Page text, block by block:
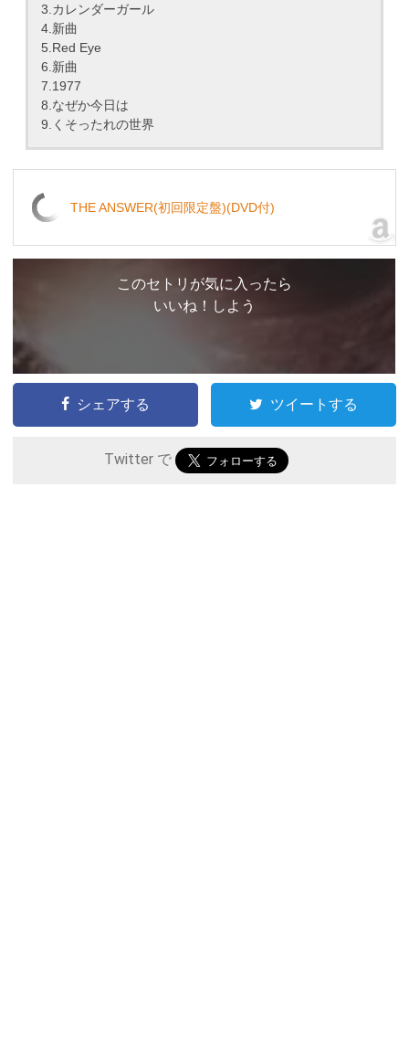
3.カレンダーガール
4.新曲
5.Red Eye
6.新曲
7.1977
8.なぜか今日は
9.くそったれの世界
THE ANSWER(初回限定盤)(DVD付)
このセトリが気に入ったら
いいね！しよう
シェアする ツイートする
Twitter で